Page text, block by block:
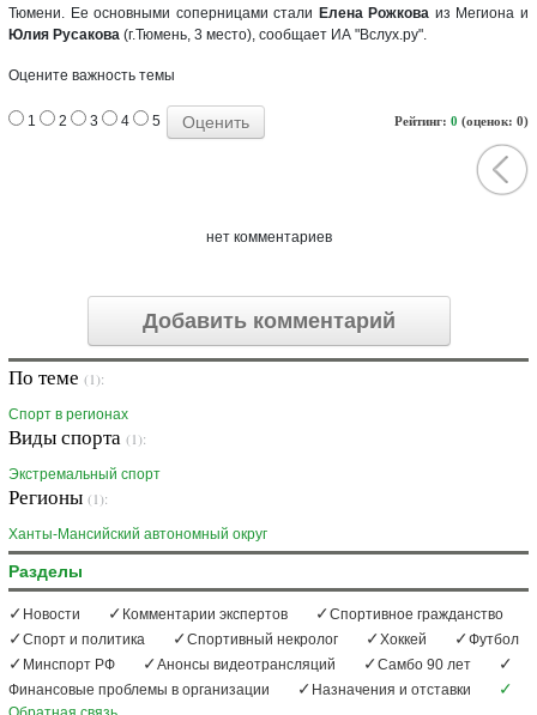
Тюмени. Ее основными соперницами стали Елена Рожкова из Мегиона и
Юлия Русакова (г.Тюмень, 3 место), сообщает ИА "Вслух.ру".
Оцените важность темы
Рейтинг: 0 (оценок: 0)
1 2 3 4 5
нет комментариев
Добавить комментарий
По теме (1):
Спорт в регионах
Виды спорта (1):
Экстремальный спорт
Регионы (1):
Ханты-Мансийский автономный округ
Разделы
Новости Комментарии экспертов
Спортивное гражданство
Спорт и политика
Спортивный некролог Хоккей
Футбол
Минспорт РФ
Анонсы видеотрансляций
Самбо 90 лет
Финансовые проблемы в организации
Назначения и отставки